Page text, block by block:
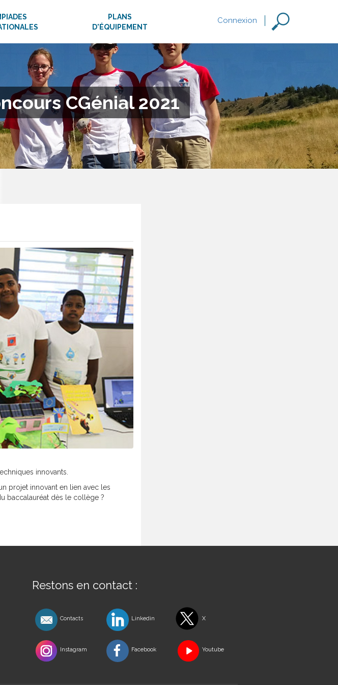
PLANS
D'ÉQUIPEMENT
Connexion
CGénial 2021
innovants.
projet innovant en lien avec les
baccalauréat dès le collège ?
Restons en contact :
Contacts Linkedin X
Instagram Facebook Youtube